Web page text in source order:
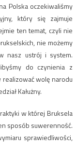
Polska oczekiwaliśmy
który się zajmuje
ten temat, czyli nie
nie możemy
nasz ustrój i system.
do czynienia z
realizować wolę narodu
Kałużny.
w której Bruksela
sposób suwerenność.
sprawiedliwości,